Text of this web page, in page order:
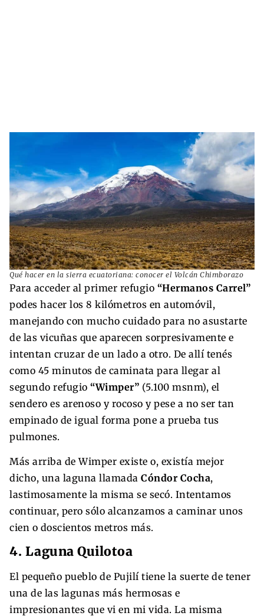
Qué hacer en la sierra ecuatoriana: conocer el Volcán Chimborazo
Para acceder al primer refugio “Hermanos Carrel”
podes hacer los 8 kilómetros en automóvil,
manejando con mucho cuidado para no asustarte
de las vicuñas que aparecen sorpresivamente e
intentan cruzar de un lado a otro. De allí tenés
como 45 minutos de caminata para llegar al
segundo refugio “Wimper” (5.100 msnm), el
sendero es arenoso y rocoso y pese a no ser tan
empinado de igual forma pone a prueba tus
pulmones.
Más arriba de Wimper existe o, existía mejor
dicho, una laguna llamada Cóndor Cocha,
lastimosamente la misma se secó. Intentamos
continuar, pero sólo alcanzamos a caminar unos
cien o doscientos metros más.
4. Laguna Quilotoa
El pequeño pueblo de Pujilí tiene la suerte de tener
una de las lagunas más hermosas e
impresionantes que vi en mi vida. La misma